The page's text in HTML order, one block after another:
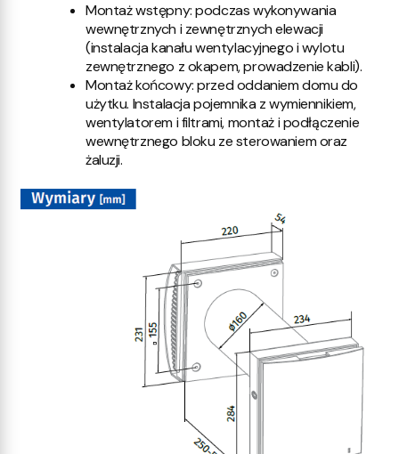
Montaż wstępny: podczas wykonywania
wewnętrznych i zewnętrznych elewacji
(instalacja kanału wentylacyjnego i wylotu
zewnętrznego z okapem, prowadzenie kabli).
Montaż końcowy: przed oddaniem domu do
użytku. Instalacja pojemnika z wymiennikiem,
wentylatorem i filtrami, montaż i podłączenie
wewnętrznego bloku ze sterowaniem oraz
żaluzji.